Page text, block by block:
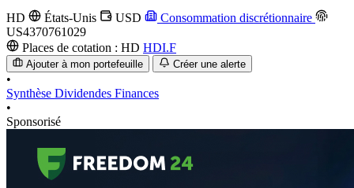
HD États-Unis USD
Consommation discrétionnaire
US4370761029
Places de cotation : HD HDI.F
Ajouter à mon portefeuille Créer une alerte
•
Synthèse Dividendes Finances
•
Sponsorisé